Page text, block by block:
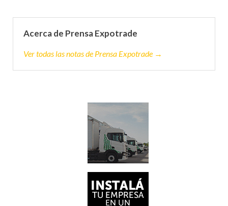
Acerca de Prensa Expotrade
Ver todas las notas de Prensa Expotrade →